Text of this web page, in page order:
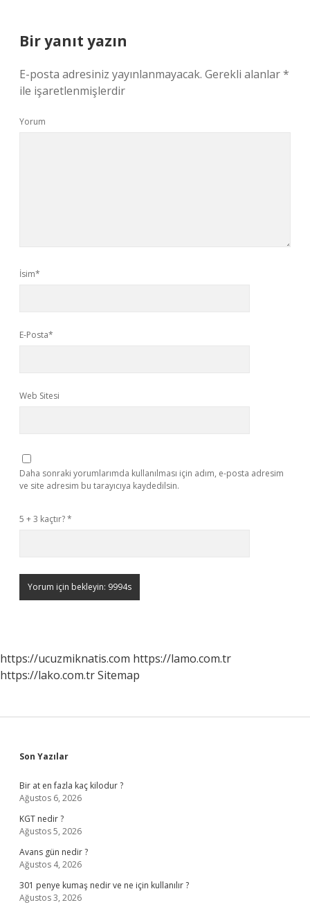
Bir yanıt yazın
E-posta adresiniz yayınlanmayacak. Gerekli alanlar*
ile işaretlenmişlerdir
Yorum
İsim*
E-Posta*
Web Sitesi
Daha sonraki yorumlarımda kullanılması için adım, e-posta adresim
ve site adresim bu tarayıcıya kaydedilsin.
5 + 3 kaçtır?*
https://ucuzmiknatis.com https://lamo.com.tr
https://lako.com.trSitemap
Sidebar
Son Yazılar
Bir at en fazla kaç kilodur ?
Ağustos 6, 2026
KGT nedir ?
Ağustos 5, 2026
Avans gün nedir ?
Ağustos 4, 2026
301 penye kumaş nedir ve ne için kullanılır ?
Ağustos 3, 2026